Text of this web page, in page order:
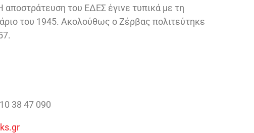
αποστράτευση του ΕΔΕΣ έγινε τυπικά με τη
του 1945. Ακολούθως ο Ζέρβας πολιτεύτηκε
38 47 090